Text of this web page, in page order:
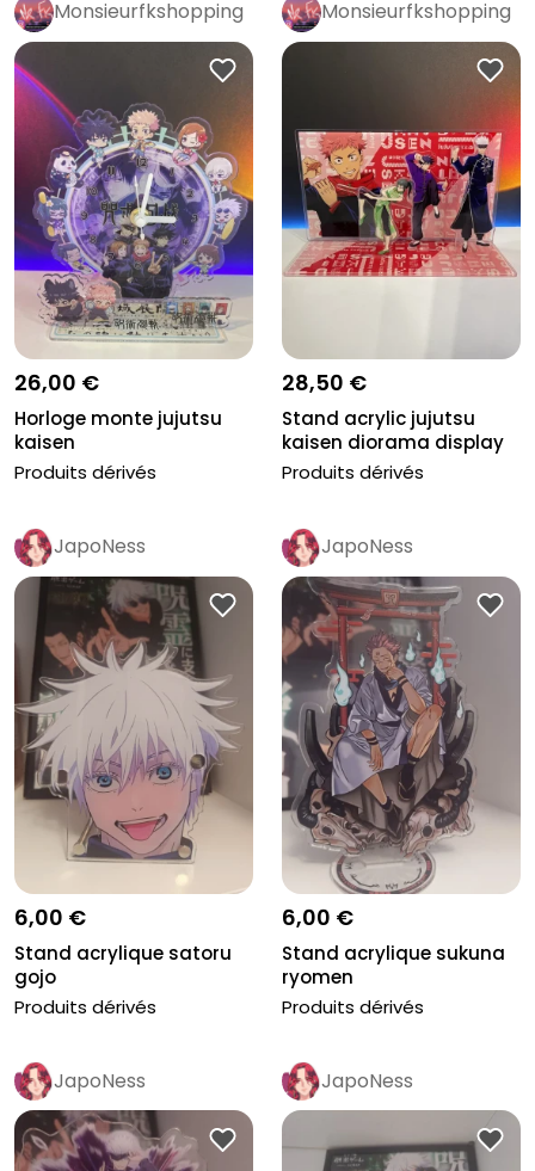
Monsieurfkshopping
26,00 €
Horloge monte jujutsu
kaisen
Produits dérivés
Monsieurfkshopping
28,50 €
Stand acrylic jujutsu
kaisen diorama display
Produits dérivés
JapoNess
6,00 €
Stand acrylique satoru
gojo
Produits dérivés
JapoNess
6,00 €
Stand acrylique sukuna
ryomen
Produits dérivés
JapoNess JapoNess